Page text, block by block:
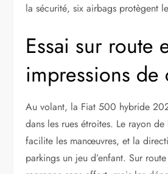
la sécurité, six airbags protègent
Essai sur route
impressions de
Au volant, la Fiat 500 hybride
dans les rues étroites. Le rayon
facilite les manœuvres, et la
parkings un jeu d’enfant. Sur